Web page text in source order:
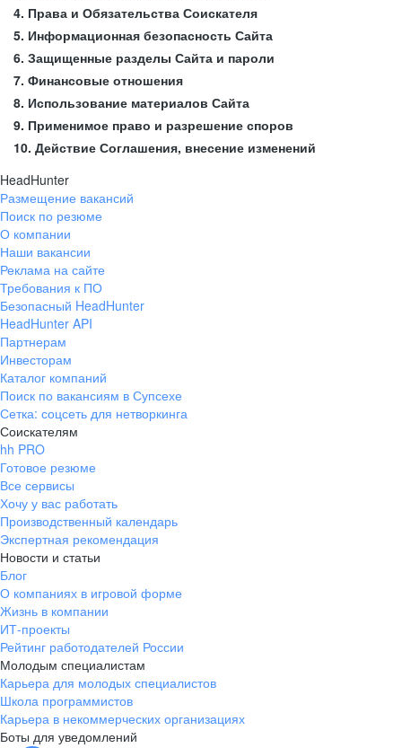
4. Права и Обязательства Соискателя
5. Информационная безопасность Сайта
6. Защищенные разделы Сайта и пароли
7. Финансовые отношения
8. Использование материалов Сайта
9. Применимое право и разрешение споров
10. Действие Соглашения, внесение изменений
HeadHunter
Размещение вакансий
Поиск по резюме
О компании
Наши вакансии
Реклама на сайте
Требования к ПО
Безопасный HeadHunter
HeadHunter API
Партнерам
Инвесторам
Каталог компаний
Поиск по вакансиям в Супсехе
Сетка: соцсеть для нетворкинга
Соискателям
hh PRO
Готовое резюме
Все сервисы
Хочу у вас работать
Производственный календарь
Экспертная рекомендация
Новости и статьи
Блог
О компаниях в игровой форме
Жизнь в компании
ИТ-проекты
Рейтинг работодателей России
Молодым специалистам
Карьера для молодых специалистов
Школа программистов
Карьера в некоммерческих организациях
Боты для уведомлений